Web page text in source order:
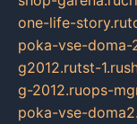
one-life-story.ru
poka-vse-doma-
g2012.rutst-1.ru
g-2012.ruops-
poka-vse-